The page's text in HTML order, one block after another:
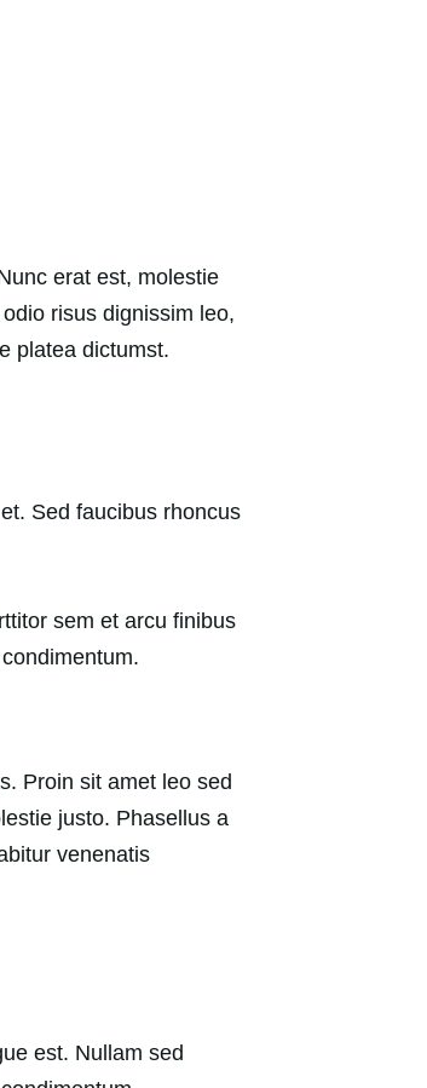
erat est, molestie
risus dignissim leo,
platea dictumst.
Sed faucibus rhoncus
sem et arcu finibus
Proin sit amet leo sed
justo. Phasellus a
venenatis
est. Nullam sed